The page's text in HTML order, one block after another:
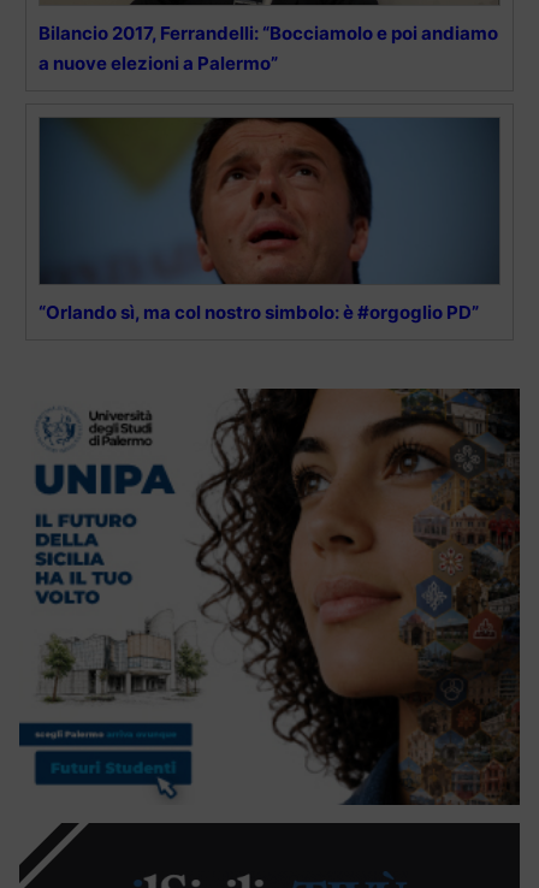
Bilancio 2017, Ferrandelli: “Bocciamolo e poi andiamo
a nuove elezioni a Palermo”
“Orlando sì, ma col nostro simbolo: è #orgoglio PD”